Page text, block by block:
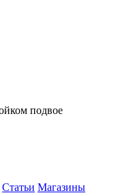
Статьи Магазины